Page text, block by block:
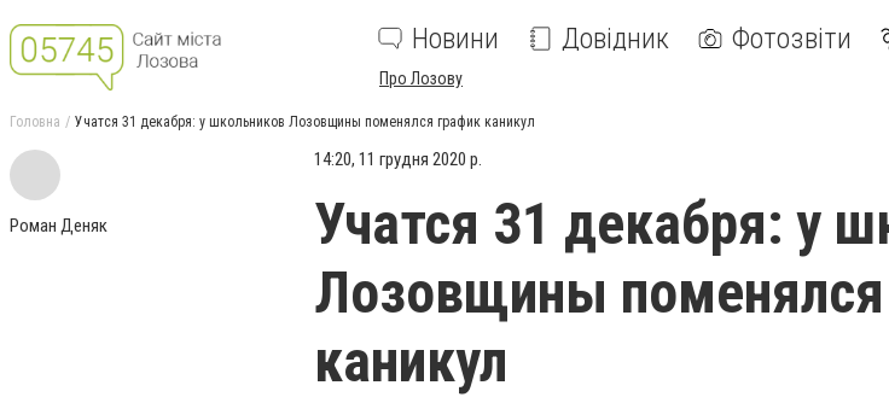
Новини Довідник Фотозвіти
Про Лозову
Головна Учатся 31 декабря: у школьников Лозовщины поменялся график каникул
Роман Деняк
14:20, 11 грудня 2020 р.
Учатся 31 декабря: у
Лозовщины
каникул